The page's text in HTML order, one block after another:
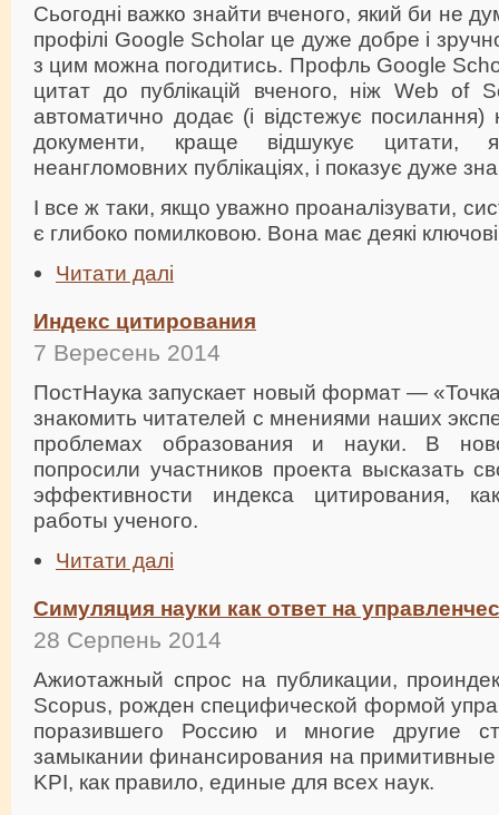
Сьогодні важко знайти вченого, який би не
профілі Google Scholar це дуже добре і
з цим можна погодитись. Профль Google
цитат до публікацій вченого, ніж Web of
автоматично додає (і відстежує посилання)
документи, краще відшукує цитати,
неангломовних публікаціях, і показує дуже
І все ж таки, якщо уважно проаналізувати,
є глибоко помилковою. Вона має деякі
Читати далі
Индекс цитирования
7 Вересень 2014
ПостНаука запускает новый формат —
знакомить читателей с мнениями наших
проблемах образования и науки. В
попросили участников проекта высказать
эффективности индекса цитирования,
работы ученого.
Читати далі
Симуляция науки как ответ на
28 Серпень 2014
Ажиотажный спрос на публикации,
Scopus, рожден специфической формой
поразившего Россию и многие другие
замыкании финансирования на примитивные
KPI, как правило, единые для всех наук.